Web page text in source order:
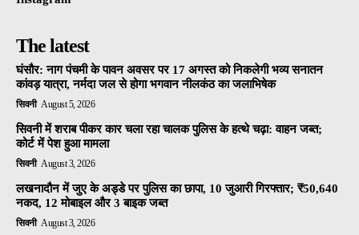
The latest
घंसौर: नाग पंचमी के पावन अवसर पर 17 अगस्त को निकलेगी भव्य सनातन
कांवड़ यात्रा, नर्मदा जल से होगा भगवान नीलकंठ का जलाभिषेक
सिवनी August 5, 2026
सिवनी में शराब पीकर कार चला रहा चालक पुलिस के हत्थे चढ़ा: वाहन जब्त;
कोर्ट में पेश हुआ मामला
सिवनी August 3, 2026
लखनादौन में जुए के अड्डे पर पुलिस का छापा, 10 जुआरी गिरफ्तार; ₹50,640
नकद, 12 मोबाइल और 3 बाइक जब्त
सिवनी August 3, 2026